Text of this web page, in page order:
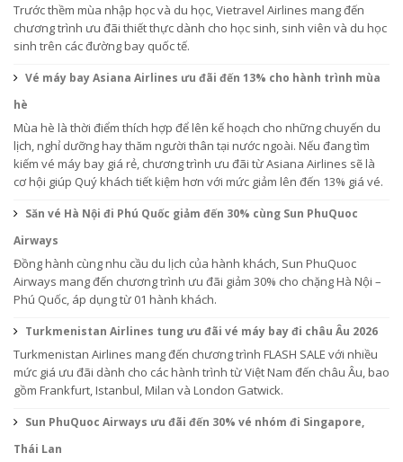
Trước thềm mùa nhập học và du học, Vietravel Airlines mang đến
chương trình ưu đãi thiết thực dành cho học sinh, sinh viên và du học
sinh trên các đường bay quốc tế.
Vé máy bay Asiana Airlines ưu đãi đến 13% cho hành trình mùa
hè
Mùa hè là thời điểm thích hợp để lên kế hoạch cho những chuyến du
lịch, nghỉ dưỡng hay thăm người thân tại nước ngoài. Nếu đang tìm
kiếm vé máy bay giá rẻ, chương trình ưu đãi từ Asiana Airlines sẽ là
cơ hội giúp Quý khách tiết kiệm hơn với mức giảm lên đến 13% giá vé.
Săn vé Hà Nội đi Phú Quốc giảm đến 30% cùng Sun PhuQuoc
Airways
Đồng hành cùng nhu cầu du lịch của hành khách, Sun PhuQuoc
Airways mang đến chương trình ưu đãi giảm 30% cho chặng Hà Nội –
Phú Quốc, áp dụng từ 01 hành khách.
Turkmenistan Airlines tung ưu đãi vé máy bay đi châu Âu 2026
Turkmenistan Airlines mang đến chương trình FLASH SALE với nhiều
mức giá ưu đãi dành cho các hành trình từ Việt Nam đến châu Âu, bao
gồm Frankfurt, Istanbul, Milan và London Gatwick.
Sun PhuQuoc Airways ưu đãi đến 30% vé nhóm đi Singapore,
Thái Lan